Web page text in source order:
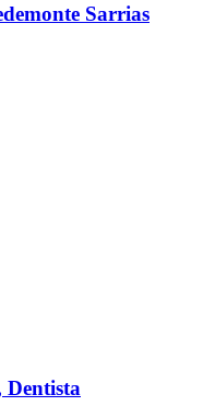
Sarrias
Dentista